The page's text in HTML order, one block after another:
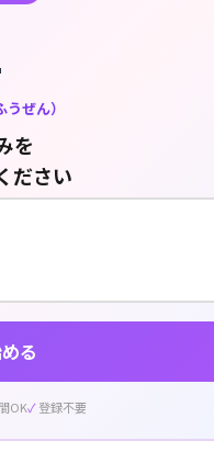
ぜん）
を
ださい
る
OK 登録不要